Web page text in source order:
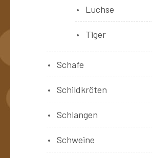
Luchse
Tiger
Schafe
Schildkröten
Schlangen
Schweine